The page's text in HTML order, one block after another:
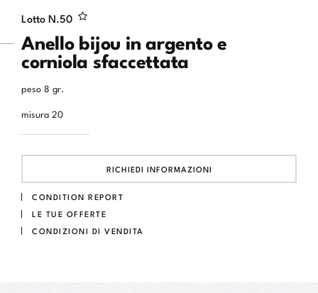
Lotto N.50
Anello bijou in argento e
corniola sfaccettata
peso 8 gr.
misura 20
RICHIEDI INFORMAZIONI
CONDITION REPORT
LE TUE OFFERTE
CONDIZIONI DI VENDITA